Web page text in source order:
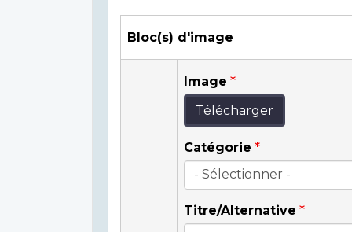
Bloc(s) d'image
Image
Télécharger
Catégorie
Titre/Alternative